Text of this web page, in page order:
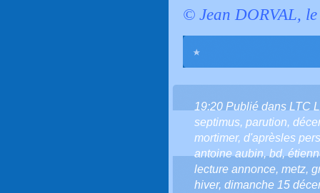
© Jean DORVAL,
19:20 Publié dans LTC
septimus, parution,
mortimer, d'aprèsles
antoine aubin,bd,
lecture annonce, metz,
hiver, dimanche 15